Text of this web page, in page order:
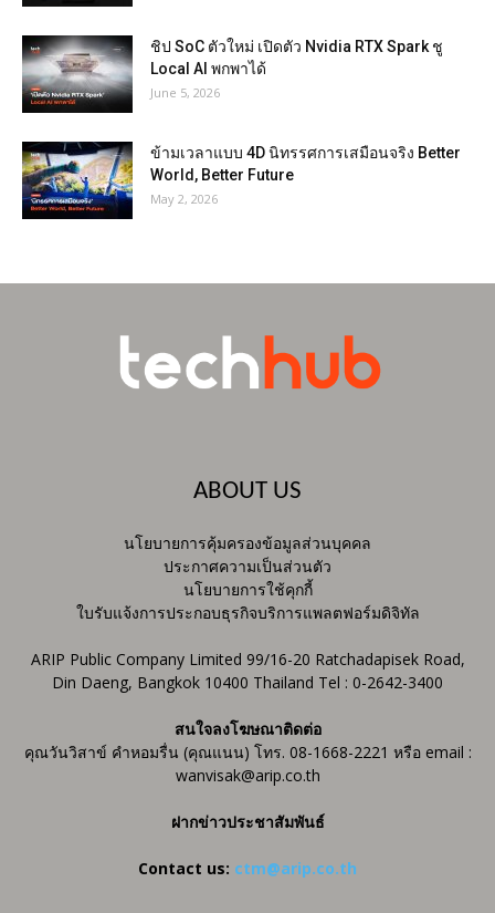
ชิป SoC ตัวใหม่ เปิดตัว Nvidia RTX Spark ชู
Local AI พกพาได้
June 5, 2026
ข้ามเวลาแบบ 4D นิทรรศการเสมือนจริง Better
World, Better Future
May 2, 2026
ABOUT US
นโยบายการคุ้มครองข้อมูลส่วนบุคคล
ประกาศความเป็นส่วนตัว
นโยบายการใช้คุกกี้
ใบรับแจ้งการประกอบธุรกิจบริการแพลตฟอร์มดิจิทัล
ARIP Public Company Limited 99/16-20 Ratchadapisek Road,
Din Daeng, Bangkok 10400 Thailand Tel : 0-2642-3400
สนใจลงโฆษณาติดต่อ
คุณวันวิสาข์ คำหอมรื่น (คุณแนน) โทร. 08-1668-2221 หรือ email :
wanvisak@arip.co.th
ฝากข่าวประชาสัมพันธ์
Contact us: ctm@arip.co.th